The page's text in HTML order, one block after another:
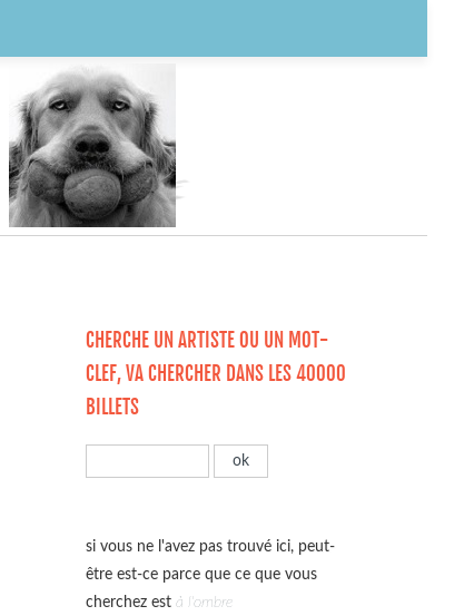
CHERCHE UN ARTISTE OU UN MOT-
CLEF, VA CHERCHER DANS LES 40000
BILLETS
si vous ne l'avez pas trouvé ici, peut-
être est-ce parce que ce que vous
cherchez està l'ombre